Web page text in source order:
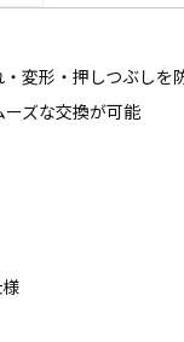
変形・押しつぶしを
ズな交換が可能